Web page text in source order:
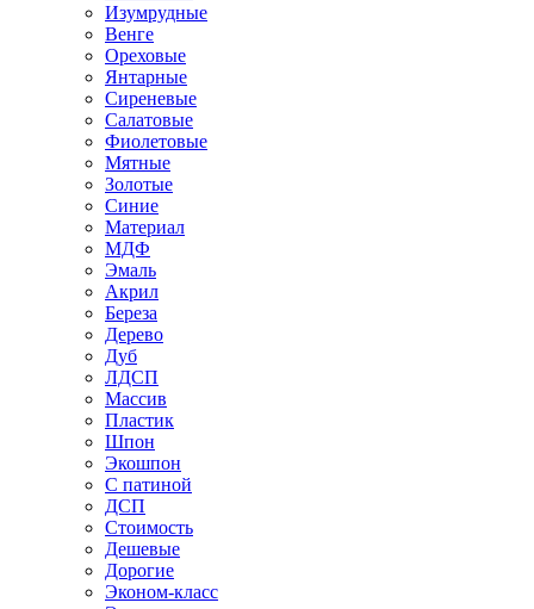
Изумрудные
Венге
Ореховые
Янтарные
Сиреневые
Салатовые
Фиолетовые
Мятные
Золотые
Синие
Материал
МДФ
Эмаль
Акрил
Береза
Дерево
Дуб
ЛДСП
Массив
Пластик
Шпон
Экошпон
С патиной
ДСП
Стоимость
Дешевые
Дорогие
Эконом-класс